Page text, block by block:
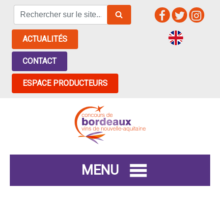
ACTUALITÉS
CONTACT
ESPACE PRODUCTEURS
MENU